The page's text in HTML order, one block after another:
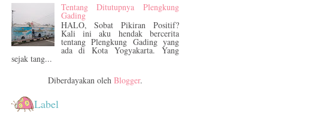
Tentang Ditutupnya Plengkung
Gading
HALO, Sobat Pikiran Positif?
Kali ini aku hendak bercerita
tentang Plengkung Gading yang
ada di Kota Yogyakarta. Yang
sejak tang...
Diberdayakan oleh Blogger.
Label